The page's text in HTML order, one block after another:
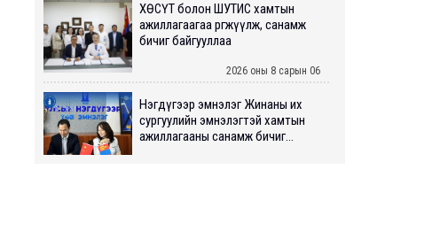
ХӨСҮТ болон ШУТИС хамтын
ажиллагаагаа өргөжүүлж, санамж
бичиг байгууллаа
2026 оны 8 сарын 06
Нэгдүгээр эмнэлэг Жинаны их
сургуулийн эмнэлэгтэй хамтын
ажиллагааны санамж бичиг...